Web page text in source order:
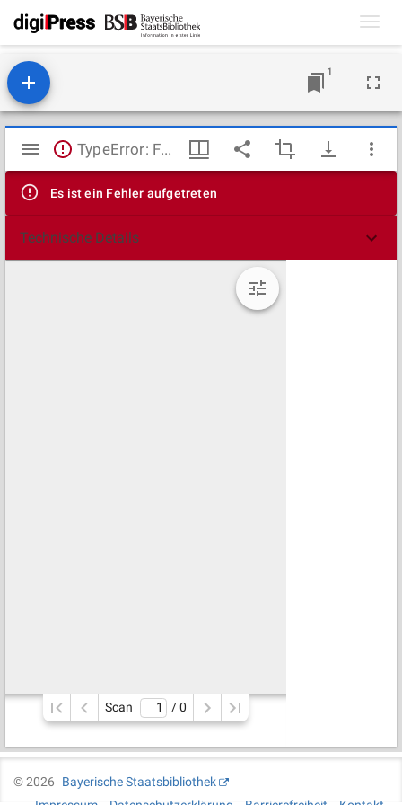
1
Mirador
Viewer
TypeError: Failed to fetch
Es ist ein Fehler aufgetreten
Technische Details
Scan / 0
©2026
Bayerische Staatsbibliothek